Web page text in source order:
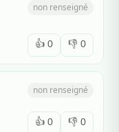
non renseigné
👍 0 👎 0
non renseigné
👍 0 👎 0